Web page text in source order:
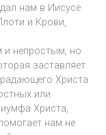
нам в Иисусе
и Крови,
и непростым, но
заставляет
Христа
или
Христа,
нам не